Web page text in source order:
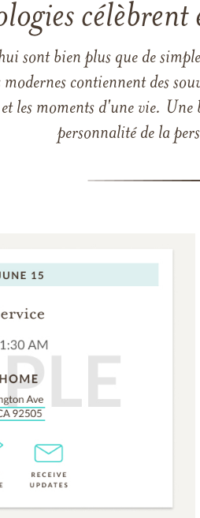
sont bien plus que de
contiennent des
les moments d'une vie.
personnalité de la